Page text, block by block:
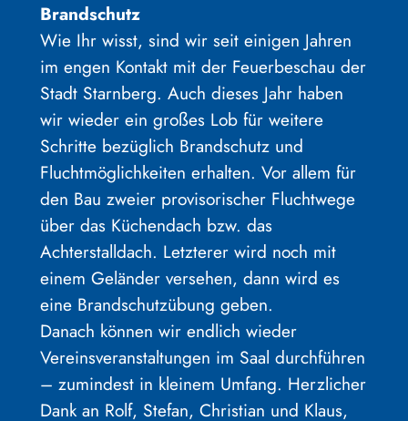
Brandschutz
Wie Ihr wisst, sind wir seit einigen Jahren
im engen Kontakt mit der Feuerbeschau der
Stadt Starnberg. Auch dieses Jahr haben
wir wieder ein großes Lob für weitere
Schritte bezüglich Brandschutz und
Fluchtmöglichkeiten erhalten. Vor allem für
den Bau zweier provisorischer Fluchtwege
über das Küchendach bzw. das
Achterstalldach. Letzterer wird noch mit
einem Geländer versehen, dann wird es
eine Brandschutzübung geben.
Danach können wir endlich wieder
Vereinsveranstaltungen im Saal durchführen
– zumindest in kleinem Umfang. Herzlicher
Dank an Rolf, Stefan, Christian und Klaus,